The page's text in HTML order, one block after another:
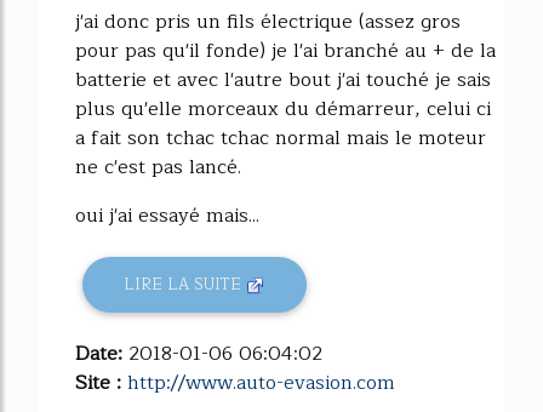
j'ai donc pris un fils électrique (assez gros
pour pas qu'il fonde) je l'ai branché au + de la
batterie et avec l'autre bout j'ai touché je sais
plus qu'elle morceaux du démarreur, celui ci
a fait son tchac tchac normal mais le moteur
ne c'est pas lancé.
oui j'ai essayé mais...
LIRE LA SUITE
Date: 2018-01-06 06:04:02
Site :http://www.auto-evasion.com